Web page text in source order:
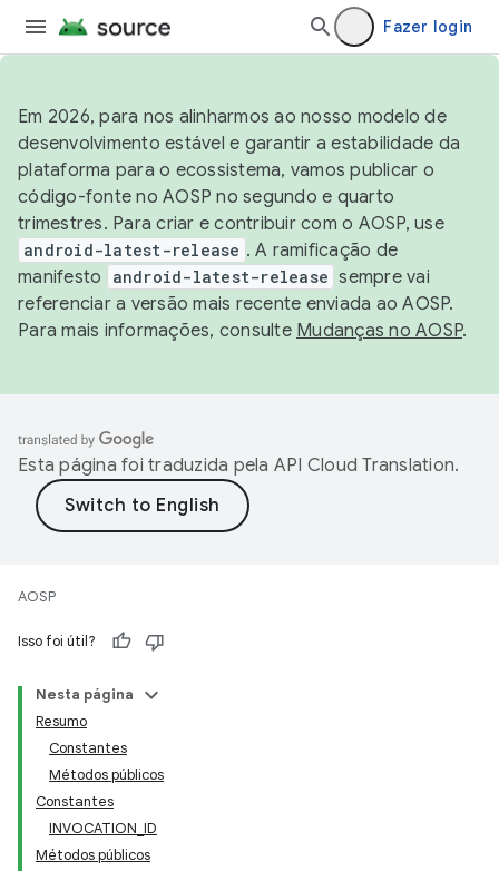
Fazer login
Em 2026, para nos alinharmos ao nosso modelo de
desenvolvimento estável e garantir a estabilidade da
plataforma para o ecossistema, vamos publicar o
código-fonte no AOSP no segundo e quarto
trimestres. Para criar e contribuir com o AOSP, use
android-latest-release . A ramificação de
manifesto
android-latest-release sempre vai
referenciar a versão mais recente enviada ao AOSP.
Para mais informações, consulte Mudanças no AOSP.
Esta página foi traduzida pela API Cloud Translation.
AOSP
Isso foi útil?
Nesta página
Resumo
Constantes
Métodos públicos
Constantes
INVOCATION_ID
Métodos públicos